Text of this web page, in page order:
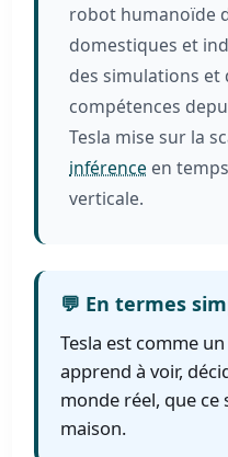
robot humanoïde
domestiques et
des simulations et
compétences
Tesla mise sur la
inférence en
verticale.
💬 En termes
Tesla est comme
apprend à voir,
monde réel, que
maison.